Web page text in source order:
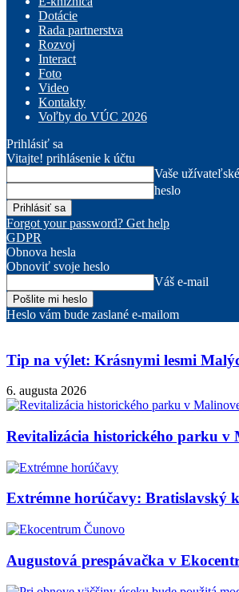
Dotácie
Rada partnerstva
Rozvoj
Interact
Foto
Video
Kontakty
Voľby do VÚC 2026
Prihlásiť sa
Vitajte! prihlásenie k účtu
Vaše
heslo
Forgot your password? Get help
GDPR
Obnova hesla
Obnoviť svoje heslo
Váš e-mail
Heslo vám bude zaslané e-mailom
Tip na výlet: Krásnymi lesmi
6. augusta 2026
Revitalizácia historického parku v
Extrémne horúčavy: Bratislavský
Augustová prespávačka v